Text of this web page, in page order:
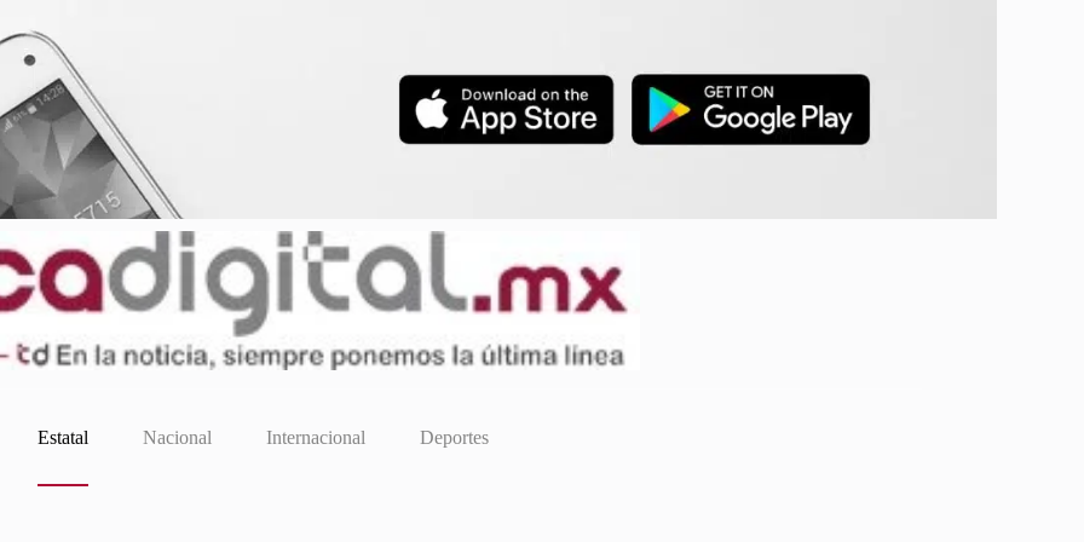
Estatal Nacional Internacional Deportes